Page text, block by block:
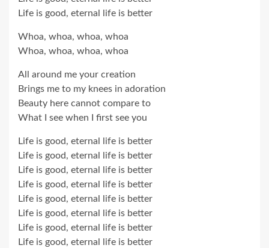
Life is good, eternal life is better
Whoa, whoa, whoa, whoa
Whoa, whoa, whoa, whoa
All around me your creation
Brings me to my knees in adoration
Beauty here cannot compare to
What I see when I first see you
Life is good, eternal life is better
Life is good, eternal life is better
Life is good, eternal life is better
Life is good, eternal life is better
Life is good, eternal life is better
Life is good, eternal life is better
Life is good, eternal life is better
Life is good, eternal life is better